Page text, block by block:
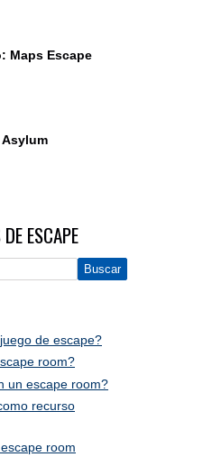
Maps Escape
ESCAPE
de escape?
room?
un escape room?
recurso
room